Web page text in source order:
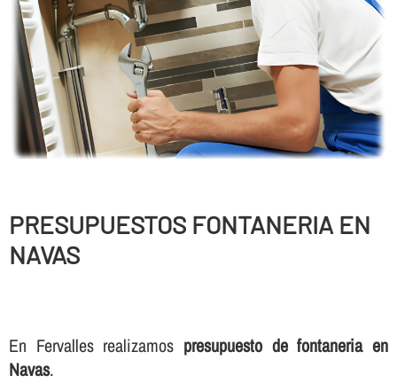
PRESUPUESTOS FONTANERIA EN
NAVAS
En Fervalles realizamos presupuesto de fontaneria en
Navas.